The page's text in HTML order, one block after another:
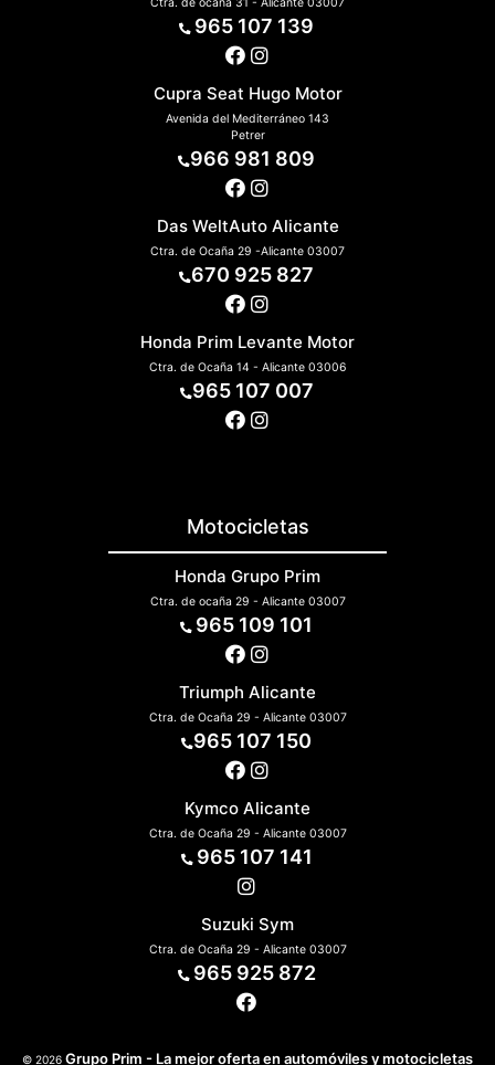
Ctra. de ocaña 31 - Alicante 03007
965 107 139
Cupra Seat Hugo Motor
Avenida del Mediterráneo 143
Petrer
966 981 809
Das WeltAuto Alicante
Ctra. de Ocaña 29 -Alicante 03007
670 925 827
Honda Prim Levante Motor
Ctra. de Ocaña 14 - Alicante 03006
965 107 007
Motocicletas
Honda Grupo Prim
Ctra. de ocaña 29 - Alicante 03007
965 109 101
Triumph Alicante
Ctra. de Ocaña 29 - Alicante 03007
965 107 150
Kymco Alicante
Ctra. de Ocaña 29 - Alicante 03007
965 107 141
Suzuki Sym
Ctra. de Ocaña 29 - Alicante 03007
965 925 872
© 2026 Grupo Prim - La mejor oferta en automóviles y motocicletas